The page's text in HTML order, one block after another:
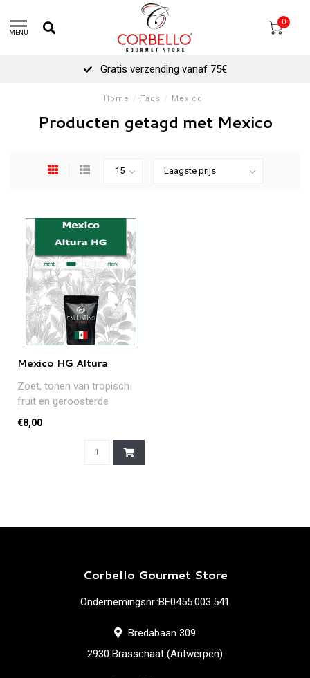
MENU
0
Gratis verzending vanaf 75€
Home / Tags / Mexico
Producten getagd met Mexico
Mexico HG Altura
Zoet, tonen van tropisch
fruit en geroosterde
hazelnoten... Deze
Mexicaanse topp..
€8,00
Corbello Gourmet Store
Ondernemingsnr.:BE0455.003.541
Bredabaan 309
2930 Brasschaat (Antwerpen)